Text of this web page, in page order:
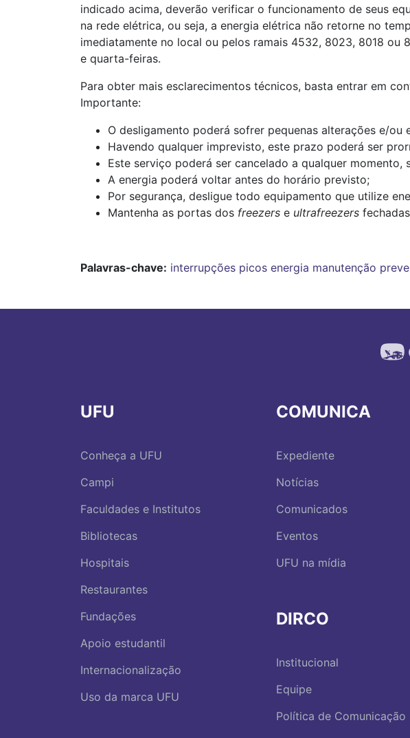
indicado acima, deverão verificar o funcionamento de seus
na rede elétrica, ou seja, a energia elétrica não retorne no
imediatamente no local ou pelos ramais 4532, 8023, 8018
e quarta-feiras.
Para obter mais esclarecimentos técnicos, basta entrar em
Importante:
O desligamento poderá sofrer pequenas alterações e/
Havendo qualquer imprevisto, este prazo poderá ser
Este serviço poderá ser cancelado a qualquer
A energia poderá voltar antes do horário previsto;
Por segurança, desligue todo equipamento que utilize
Mantenha as portas dos freezers e ultrafreezers
Palavras-chave: interrupções picos energia manutenção
UFU
Conheça a UFU
Campi
Faculdades e Institutos
Bibliotecas
Hospitais
Restaurantes
Fundações
Apoio estudantil
Internacionalização
Uso da marca UFU
COMUNICA
Expediente
Notícias
Comunicados
Eventos
UFU na mídia
DIRCO
Institucional
Equipe
Política de Comunicação